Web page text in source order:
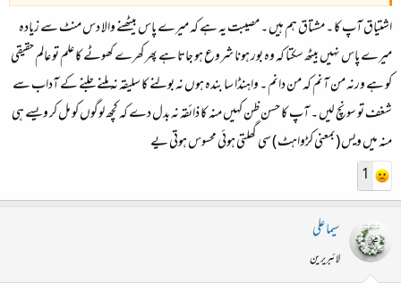
اشتیاق آپ کا ۔ مشتاق ہم ہیں ۔ مصیبت یہ ہے کہ میرے پاس بیٹھنے والا دس منٹ سے زیادہ
میرے پاس نہیں بیٹھ سکتا کہ وہ بور ہونا شروع ہو جاتا ہے پھر کھرے کھوٹے کا علم تو عالم حقیقی
کو ہے ورنہ من آنم کہ من دانم ۔ واہنڈا سا بندہ ہوں نہ بولنے کا سلیقہ نہ ملنے جلنے کے آداب سے
شغف تو سونچ لیں ۔ آپ کا حسن ظن کہیں منہ کا ذائقہ نہ بدل دے کہ کچھ لوگوں کو مل کر ویسے ہی
منہ میں ویس (بمعنی کڑواہٹ ) سی گھلتی ہوئی محسوس ہوتی یے
1
سیما علی
لائبریرین